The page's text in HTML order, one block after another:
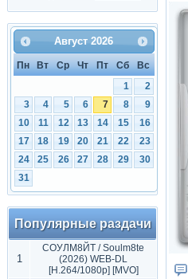
Август 2026
Пн Вт Ср Чт Пт Сб
Вс
1
2
3
4 5 6 7 8
9
10
11 12 13 14 15
16
17
18 19 20 21 22
23
24
25 26 27 28 29
30
31
Популярные раздачи
1
СОУЛМ8ЙТ / Soulm8te
(2026) WEB-DL
[H.264/1080p] [MVO]